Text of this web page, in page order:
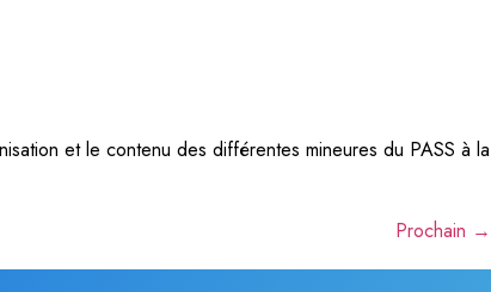
et le contenu des différentes mineures du PASS à la
Prochain →